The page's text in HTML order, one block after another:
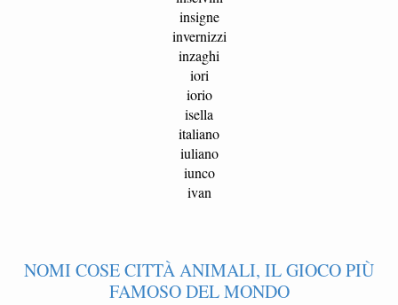
insigne
invernizzi
inzaghi
iori
iorio
isella
italiano
iuliano
iunco
ivan
NOMI COSE CITTÀ ANIMALI, IL GIOCO PIÙ
FAMOSO DEL MONDO